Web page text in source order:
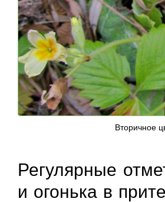
Вторичное
Регулярные
и огонька в